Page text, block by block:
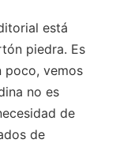
está
piedra. Es
poco, vemos
no es
de
de